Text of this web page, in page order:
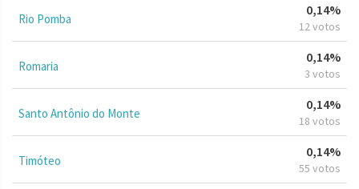
Rio Pomba
0,14%
12 votos
Romaria
0,14%
3 votos
Santo Antônio do Monte
0,14%
18 votos
Timóteo
0,14%
55 votos